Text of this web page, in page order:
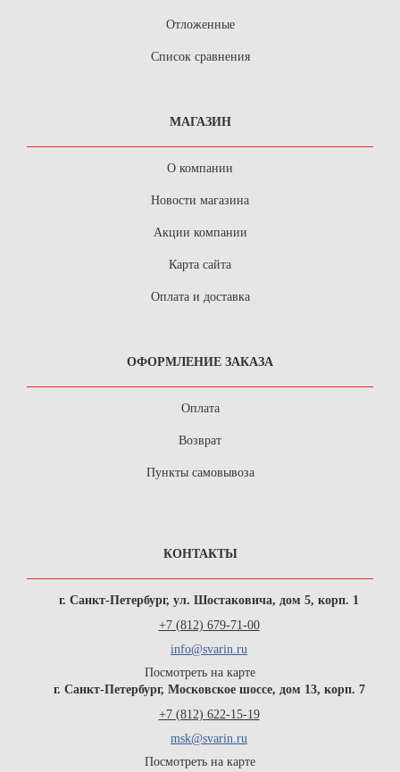
Отложенные
Список сравнения
МАГАЗИН
О компании
Новости магазина
Акции компании
Карта сайта
Оплата и доставка
ОФОРМЛЕНИЕ ЗАКАЗА
Оплата
Возврат
Пункты самовывоза
КОНТАКТЫ
г. Санкт-Петербург, ул. Шостаковича, дом 5, корп. 1
+7 (812) 679-71-00
info@svarin.ru
Посмотреть на карте
г. Санкт-Петербург, Московское шоссе, дом 13, корп. 7
+7 (812) 622-15-19
msk@svarin.ru
Посмотреть на карте